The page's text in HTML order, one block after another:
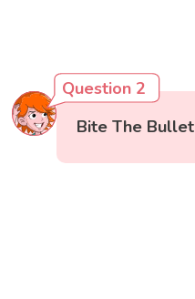
Question 2
Bite The Bullet